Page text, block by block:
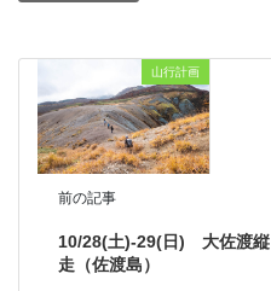
山行計画
前の記事
10/28(土)-29(日) 大佐渡縦
走（佐渡島）